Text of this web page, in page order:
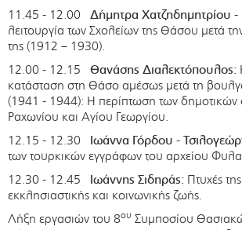
11.45 - 12.00 Δήμητρα Χατζηδημητρίου
λειτουργία των Σχολείων της Θάσου μετά
της (1912 – 1930).
12.00 - 12.15 Θανάσης Διαλεκτόπουλος:
κατάσταση στη Θάσο αμέσως μετά τη
(1941 - 1944): Η περίπτωση των δημοτικών
Ραχωνίου και Αγίου Γεωργίου.
12.15 - 12.30 Ιωάννα Γόρδου -
των τουρκικών εγγράφων του αρχείου
12.30 - 12.45 Ιωάννης Σιδηράς: Πτυχές
εκκλησιαστικής και κοινωνικής ζωής.
Λήξη εργασιών του 8ου Συμποσίου